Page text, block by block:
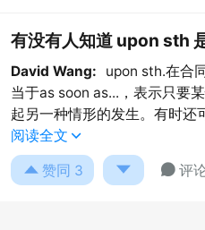
有没有人知道 upon sth
David Wang:
upon sth.在合
当于as soon as...，表示只要
起另一种情形的发生。有时还
阅读全文 
 赞同 3  